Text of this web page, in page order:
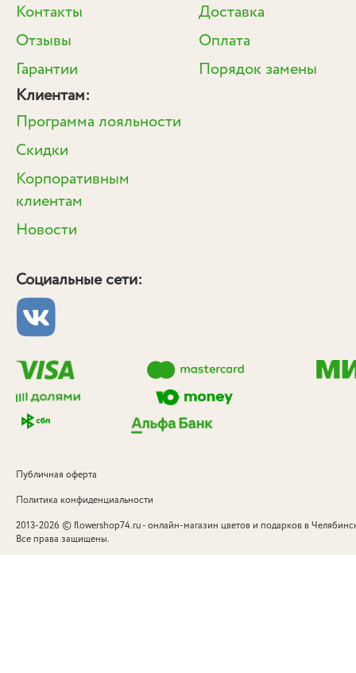
Контакты
Отзывы
Гарантии
Доставка
Оплата
Порядок замены
Клиентам:
Программа лояльности
Скидки
Корпоративным
клиентам
Новости
Социальные сети:
Публичная оферта
Политика конфиденциальности
2013-2026 © flowershop74.ru - онлайн-магазин цветов и подарков в
Все права защищены.